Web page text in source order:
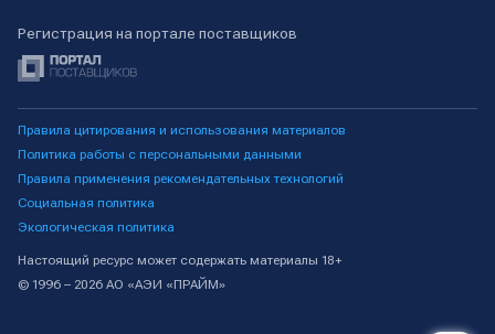
Регистрация на портале поставщиков
Правила цитирования и использования материалов
Политика работы с персональными данными
Правила применения рекомендательных технологий
Социальная политика
Экологическая политика
Настоящий ресурс может содержать материалы 18+
© 1996 – 2026 АО «АЭИ «ПРАЙМ»